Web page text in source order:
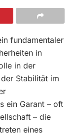
fundamentaler
in
in der
Stabilität im
ein Garant – oft
– die
eines